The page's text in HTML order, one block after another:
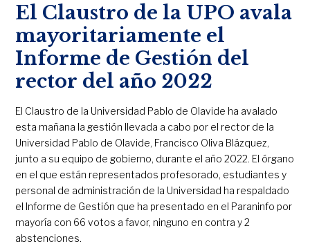
El Claustro de la UPO avala
mayoritariamente el
Informe de Gestión del
rector del año 2022
El Claustro de la Universidad Pablo de Olavide ha avalado
esta mañana la gestión llevada a cabo por el rector de la
Universidad Pablo de Olavide, Francisco Oliva Blázquez,
junto a su equipo de gobierno, durante el año 2022. El órgano
en el que están representados profesorado, estudiantes y
personal de administración de la Universidad ha respaldado
el Informe de Gestión que ha presentado en el Paraninfo por
mayoría con 66 votos a favor, ninguno en contra y 2
abstenciones.